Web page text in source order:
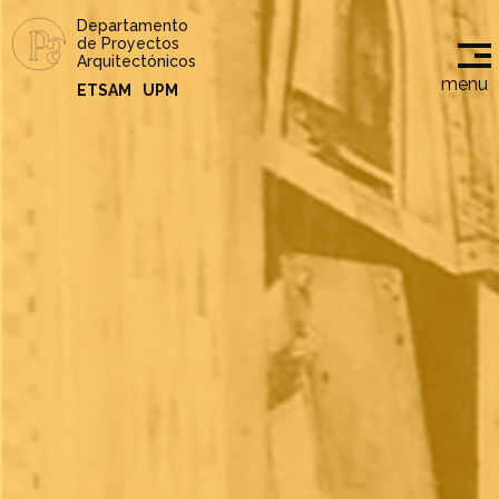
Departamento
de Proyectos
Arquitectónicos
ETSAM
UPM menu